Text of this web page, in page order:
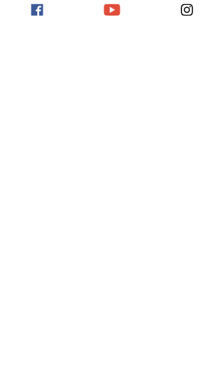
Gezeiten" und beschreibt die